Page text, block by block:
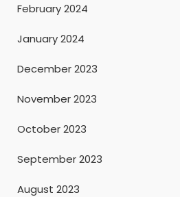
February 2024
January 2024
December 2023
November 2023
October 2023
September 2023
August 2023